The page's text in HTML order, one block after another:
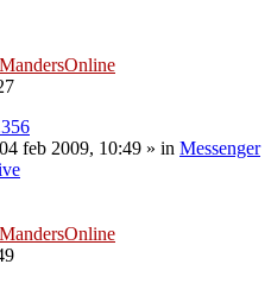
MandersOnline
feb 2009, 10:49 » in Messenger
MandersOnline